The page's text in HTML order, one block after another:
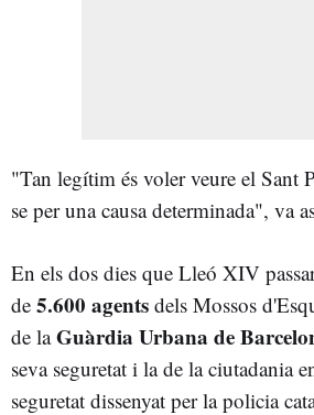
"Tan legítim és voler veure el Sant
se per una causa determinada", va
En els dos dies que Lleó XIV
de 5.600 agents dels Mossos
de laGuàrdia Urbana de
seva seguretat i la de la ciutadania
seguretat dissenyat per la policia